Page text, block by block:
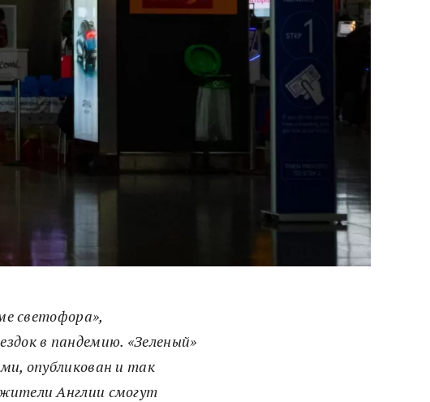
светофора»,
в пандемию. «Зеленый»
опубликован и так
Англии смогут